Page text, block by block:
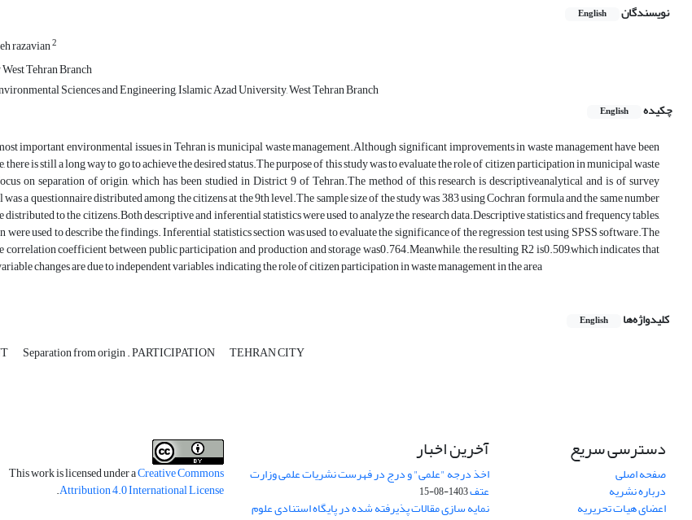
نویسندگان English
razavian2
Tehran Branch
Sciences and Engineering, Islamic Azad University, West Tehran Branch
چکیده
English
important environmental issues in Tehran is municipal waste management.Although significant improvements in waste management have been
there is still a long way to go to achieve the desired status.The purpose of this study was to evaluate the role of citizen participation in municipal waste
on separation of origin, which has been studied in District 9 of Tehran.The method of this research is descriptiveanalytical and is of survey
a questionnaire distributed among the citizens at the 9th level.The sample size of the study was 383 using Cochran formula and the same number
to the citizens.Both descriptive and inferential statistics were used to analyze the research data.Descriptive statistics and frequency tables,
were used to describe the findings. Inferential statistics section was used to evaluate the significance of the regression test using SPSS software.The
correlation coefficient between public participation and production and storage was0.764.Meanwhile, the resulting R2 is0.509,which indicates that
changes are due to independent variables, indicating the role of citizen participation in waste management in the area
کلیدواژه‌ها English
Separation from origin . PARTICIPATION TEHRAN CITY
دسترسی سریع
صفحه اصلی
درباره نشریه
اعضای هیات تحریریه
آخرین اخبار
اخذ درجه "علمی" و درج در فهرست نشریات علمی وزارت
عتف1403-08-15
نمایه سازی مقالات پذیرفته شده در پایگاه استنادی علوم
This work is licensed under aCreative Commons
Attribution 4.0 International License
.